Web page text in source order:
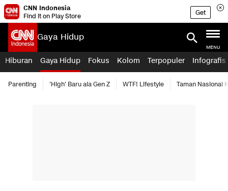
CNN Indonesia
Find it on Play Store
Get
Gaya Hidup
MENU
Hiburan Gaya Hidup Fokus Kolom Terpopuler Infografis
Parenting 'High' Baru ala Gen Z WTF! Lifestyle Taman Nasional